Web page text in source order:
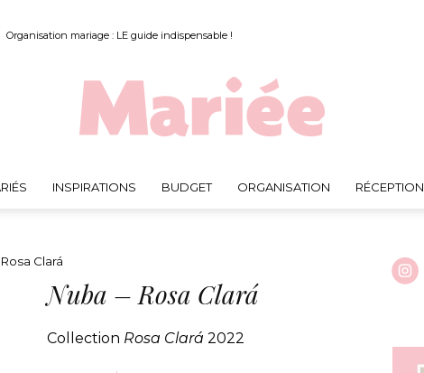
Organisation mariage : LE guide indispensable !
INSPIRATIONS BUDGET ORGANISATION RÉCEPTION
Clará
Nuba – Rosa Clará
Collection Rosa Clará 2022